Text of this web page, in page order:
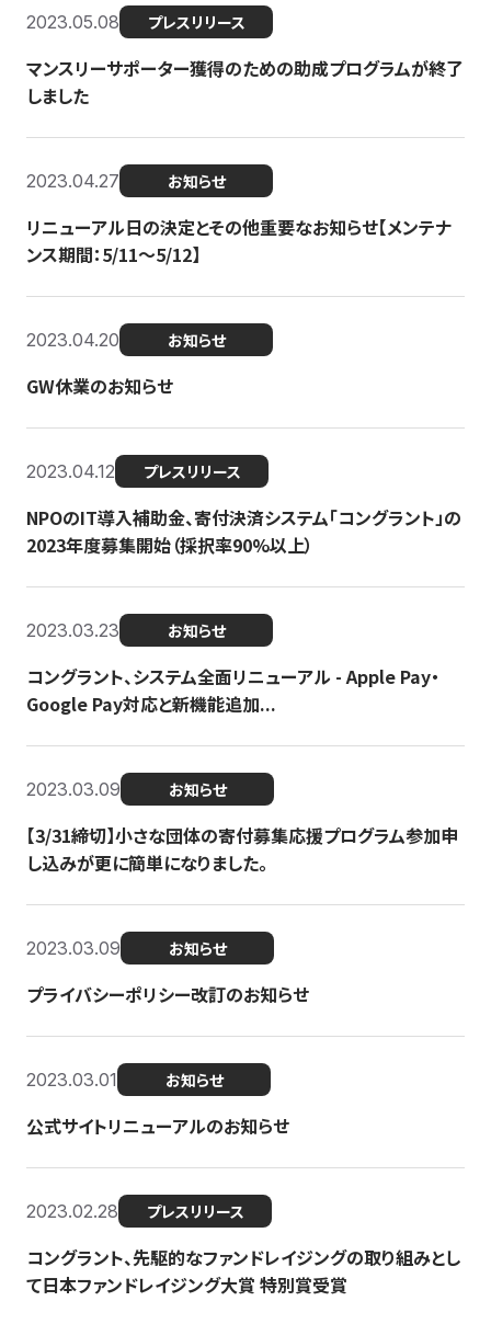
2023.05.08 プレスリリース
マンスリーサポーター獲得のための助成プログラムが終了
しました
2023.04.27 お知らせ
リニューアル日の決定とその他重要なお知らせ【メンテナ
ンス期間：5/11～5/12】
2023.04.20 お知らせ
GW休業のお知らせ
2023.04.12 プレスリリース
NPOのIT導入補助金、寄付決済システム「コングラント」の
2023年度募集開始（採択率90%以上）
2023.03.23 お知らせ
コングラント、システム全面リニューアル - Apple Pay・
Google Pay対応と新機能追加...
2023.03.09 お知らせ
【3/31締切】小さな団体の寄付募集応援プログラム参加申
し込みが更に簡単になりました。
2023.03.09 お知らせ
プライバシーポリシー改訂のお知らせ
2023.03.01 お知らせ
公式サイトリニューアルのお知らせ
2023.02.28 プレスリリース
コングラント、先駆的なファンドレイジングの取り組みとし
て日本ファンドレイジング大賞 特別賞受賞